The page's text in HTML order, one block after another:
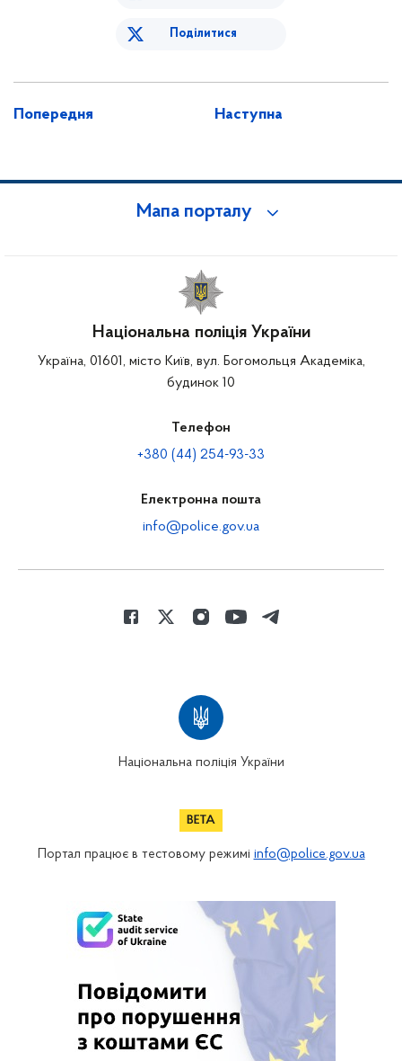
Поділитися
Попередня Наступна
Мапа порталу
Національна поліція України
Україна, 01601, місто Київ, вул. Богомольця Академіка,
будинок 10
Телефон
+380 (44) 254-93-33
Електронна пошта
info@police.gov.ua
Національна поліція України
Портал працює в тестовому режимі info@police.gov.ua